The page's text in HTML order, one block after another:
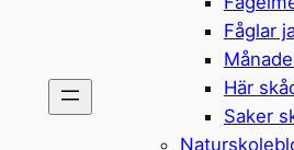
Fåglar
Här
Saker